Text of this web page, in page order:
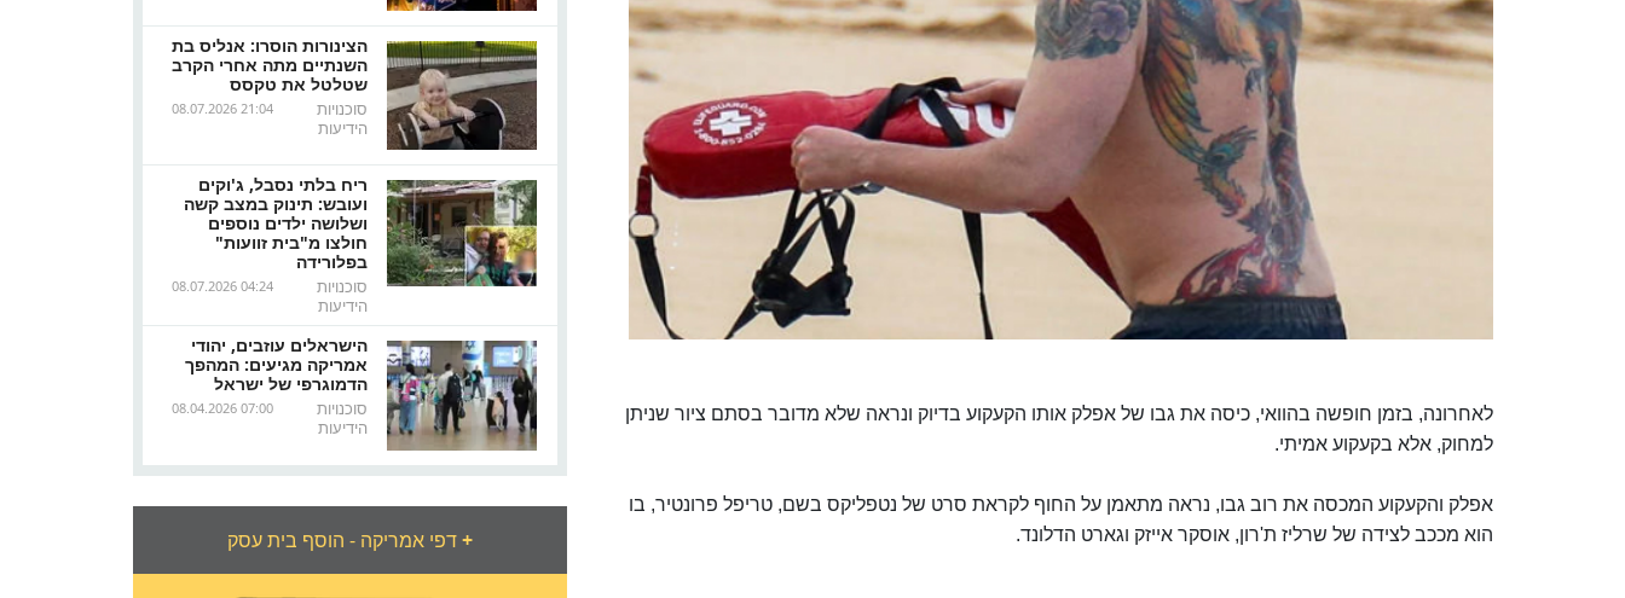
הצינורות הוסרו: אנליס בת
השנתיים מתה אחרי הקרב
שטלטל את טקסס
08.07.2026 21:04
סוכנויות
הידיעות
ריח בלתי נסבל, ג'וקים
ועובש: תינוק במצב קשה
ושלושה ילדים נוספים
חולצו מ"בית זוועות"
בפלורידה
08.07.2026 04:24
סוכנויות
הידיעות
הישראלים עוזבים, יהודי
אמריקה מגיעים: המהפך
הדמוגרפי של ישראל
08.04.2026 07:00
סוכנויות
הידיעות
דפי אמריקה - הוסף בית עסק+
לאחרונה, בזמן חופשה בהוואי, כיסה את גבו של אפלק אותו הקעקוע בדיוק ונראה שלא מדובר בסתם ציור שניתן
למחוק, אלא בקעקוע אמיתי.
אפלק והקעקוע המכסה את רוב גבו, נראה מתאמן על החוף לקראת סרט של נטפליקס בשם, טריפל פרונטיר, בו
הוא מככב לצידה של שרליז ת'רון, אוסקר אייזק וגארט הדלונד.